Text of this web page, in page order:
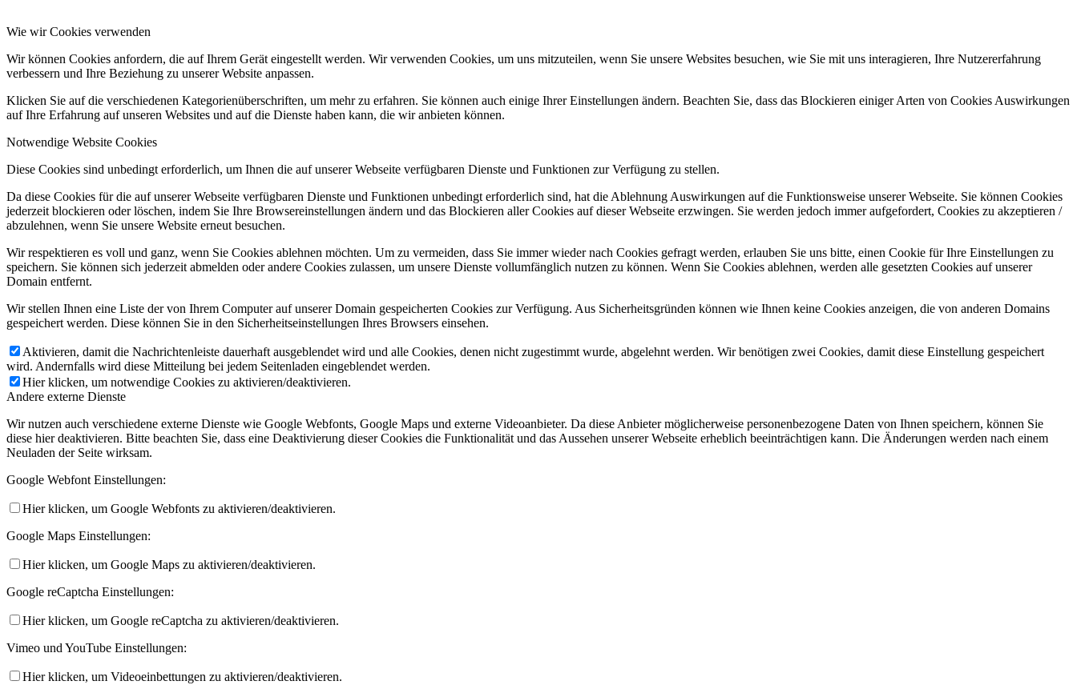
Wie wir Cookies verwenden
Wir können Cookies anfordern, die auf Ihrem Gerät eingestellt werden. Wir verwenden Cookies, um uns mitzuteilen, wenn Sie unsere Websites besuchen, wie Sie mit uns interagieren, Ihre Nutzererfahrung
verbessern und Ihre Beziehung zu unserer Website anpassen.
Klicken Sie auf die verschiedenen Kategorienüberschriften, um mehr zu erfahren. Sie können auch einige Ihrer Einstellungen ändern. Beachten Sie, dass das Blockieren einiger Arten von Cookies Auswirkungen
auf Ihre Erfahrung auf unseren Websites und auf die Dienste haben kann, die wir anbieten können.
Notwendige Website Cookies
Diese Cookies sind unbedingt erforderlich, um Ihnen die auf unserer Webseite verfügbaren Dienste und Funktionen zur Verfügung zu stellen.
Da diese Cookies für die auf unserer Webseite verfügbaren Dienste und Funktionen unbedingt erforderlich sind, hat die Ablehnung Auswirkungen auf die Funktionsweise unserer Webseite. Sie können Cookies
jederzeit blockieren oder löschen, indem Sie Ihre Browsereinstellungen ändern und das Blockieren aller Cookies auf dieser Webseite erzwingen. Sie werden jedoch immer aufgefordert, Cookies zu akzeptieren /
abzulehnen, wenn Sie unsere Website erneut besuchen.
Wir respektieren es voll und ganz, wenn Sie Cookies ablehnen möchten. Um zu vermeiden, dass Sie immer wieder nach Cookies gefragt werden, erlauben Sie uns bitte, einen Cookie für Ihre Einstellungen zu
speichern. Sie können sich jederzeit abmelden oder andere Cookies zulassen, um unsere Dienste vollumfänglich nutzen zu können. Wenn Sie Cookies ablehnen, werden alle gesetzten Cookies auf unserer
Domain entfernt.
Wir stellen Ihnen eine Liste der von Ihrem Computer auf unserer Domain gespeicherten Cookies zur Verfügung. Aus Sicherheitsgründen können wie Ihnen keine Cookies anzeigen, die von anderen Domains
gespeichert werden. Diese können Sie in den Sicherheitseinstellungen Ihres Browsers einsehen.
Aktivieren, damit die Nachrichtenleiste dauerhaft ausgeblendet wird und alle Cookies, denen nicht zugestimmt wurde, abgelehnt werden. Wir benötigen zwei Cookies, damit diese Einstellung gespeichert
wird. Andernfalls wird diese Mitteilung bei jedem Seitenladen eingeblendet werden.
Hier klicken, um notwendige Cookies zu aktivieren/deaktivieren.
Andere externe Dienste
Wir nutzen auch verschiedene externe Dienste wie Google Webfonts, Google Maps und externe Videoanbieter. Da diese Anbieter möglicherweise personenbezogene Daten von Ihnen speichern, können Sie
diese hier deaktivieren. Bitte beachten Sie, dass eine Deaktivierung dieser Cookies die Funktionalität und das Aussehen unserer Webseite erheblich beeinträchtigen kann. Die Änderungen werden nach einem
Neuladen der Seite wirksam.
Google Webfont Einstellungen:
Hier klicken, um Google Webfonts zu aktivieren/deaktivieren.
Google Maps Einstellungen:
Hier klicken, um Google Maps zu aktivieren/deaktivieren.
Google reCaptcha Einstellungen:
Hier klicken, um Google reCaptcha zu aktivieren/deaktivieren.
Vimeo und YouTube Einstellungen:
Hier klicken, um Videoeinbettungen zu aktivieren/deaktivieren.